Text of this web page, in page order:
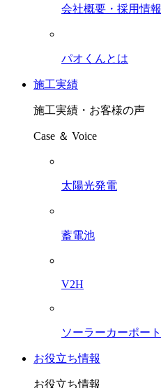
会社概要・採用情報
パオくんとは
施工実績
施工実績・お客様の声
Case ＆ Voice
太陽光発電
蓄電池
V2H
ソーラーカーポート
お役立ち情報
お役立ち情報